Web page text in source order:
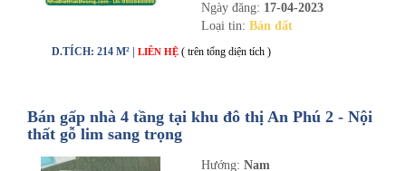
Ngày đăng: 17-04-2023
Loại tin: Bán đất
D.TÍCH: 214 M² | LIÊN HỆ ( trên tổng diện tích )
Bán gấp nhà 4 tầng tại khu đô thị An Phú 2 - Nội
thất gỗ lim sang trọng
Hướng: Nam